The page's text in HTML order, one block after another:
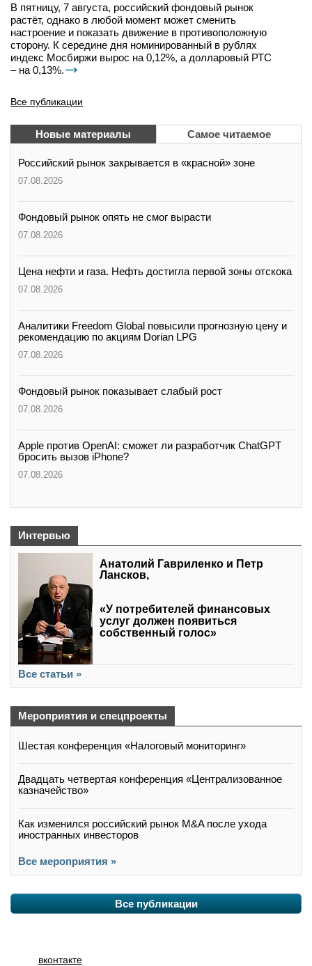
В пятницу, 7 августа, российский фондовый рынок
растёт, однако в любой момент может сменить
настроение и показать движение в противоположную
сторону. К середине дня номинированный в рублях
индекс Мосбиржи вырос на 0,12%, а долларовый РТС
– на 0,13%.
Все публикации
Новые материалы Самое читаемое
Российский рынок закрывается в «красной» зоне
07.08.2026
Фондовый рынок опять не смог вырасти
07.08.2026
Цена нефти и газа. Нефть достигла первой зоны отскока
07.08.2026
Аналитики Freedom Global повысили прогнозную цену и
рекомендацию по акциям Dorian LPG
07.08.2026
Фондовый рынок показывает слабый рост
07.08.2026
Apple против OpenAI: сможет ли разработчик ChatGPT
бросить вызов iPhone?
07.08.2026
Интервью
Анатолий Гавриленко и Петр
Лансков,
«У потребителей финансовых
услуг должен появиться
собственный голос»
Все статьи »
Мероприятия и спецпроекты
Шестая конференция «Налоговый мониторинг»
Двадцать четвертая конференция «Централизованное
казначейство»
Как изменился российский рынок M&A после ухода
иностранных инвесторов
Все мероприятия »
Все публикации
вконтакте